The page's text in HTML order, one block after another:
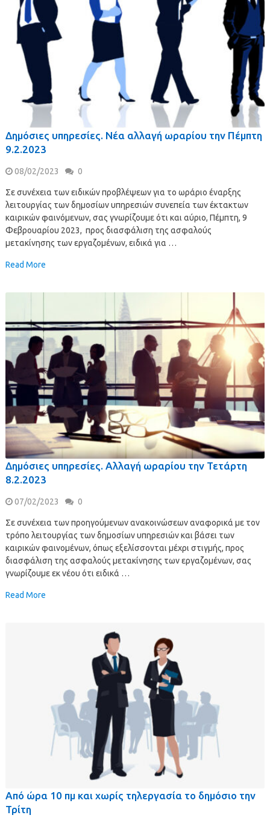
Δημόσιες υπηρεσίες. Νέα αλλαγή ωραρίου την Πέμπτη
9.2.2023
08/02/2023 0
Σε συνέχεια των ειδικών προβλέψεων για το ωράριο έναρξης
λειτουργίας των δημοσίων υπηρεσιών συνεπεία των έκτακτων
καιρικών φαινόμενων, σας γνωρίζουμε ότι και αύριο, Πέμπτη, 9
Φεβρουαρίου 2023, προς διασφάλιση της ασφαλούς
μετακίνησης των εργαζομένων, ειδικά για …
Read More
Δημόσιες υπηρεσίες. Αλλαγή ωραρίου την Τετάρτη
8.2.2023
07/02/2023 0
Σε συνέχεια των προηγούμενων ανακοινώσεων αναφορικά με τον
τρόπο λειτουργίας των δημοσίων υπηρεσιών και βάσει των
καιρικών φαινομένων, όπως εξελίσσονται μέχρι στιγμής, προς
διασφάλιση της ασφαλούς μετακίνησης των εργαζομένων, σας
γνωρίζουμε εκ νέου ότι ειδικά …
Read More
Από ώρα 10 πμ και χωρίς τηλεργασία το δημόσιο την
Τρίτη